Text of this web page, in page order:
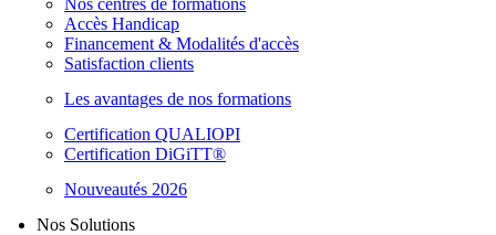
Accès Handicap
Financement & Modalités d'accès
Satisfaction clients
Les avantages de nos formations
Certification QUALIOPI
Certification DiGiTT®
Nouveautés 2026
Nos Solutions